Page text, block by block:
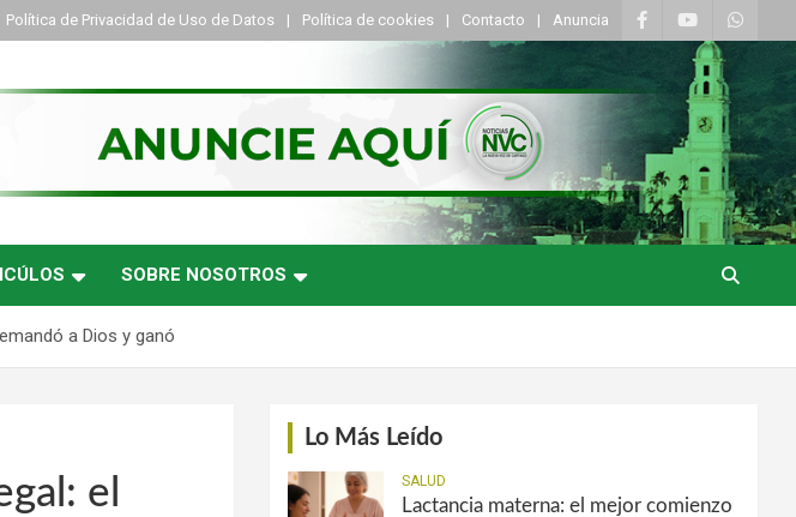
Política de Privacidad de Uso de Datos Política de cookies Contacto Anuncia
SOBRE NOSOTROS
a Dios y ganó
el
Lo Más Leído
SALUD
Lactancia materna: el mejor comienzo